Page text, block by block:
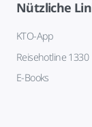
Nützliche
KTO-App
Reisehotline 1330
E-Books